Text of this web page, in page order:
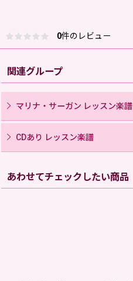
0件のレビュー
関連グループ
マリナ・サーガン レッスン楽譜
CDあり レッスン楽譜
あわせてチェックしたい商品